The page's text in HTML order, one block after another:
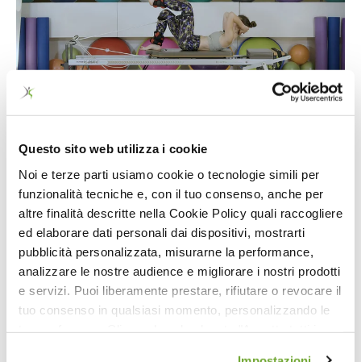
Questo sito web utilizza i cookie
Noi e terze parti usiamo cookie o tecnologie simili per
funzionalità tecniche e, con il tuo consenso, anche per
altre finalità descritte nella Cookie Policy quali raccogliere
ed elaborare dati personali dai dispositivi, mostrarti
pubblicità personalizzata, misurarne la performance,
analizzare le nostre audience e migliorare i nostri prodotti
e servizi. Puoi liberamente prestare, rifiutare o revocare il
tuo consenso in qualsiasi momento, personalizzando le
37:05